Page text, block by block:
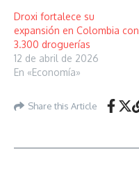
Droxi fortalece su
expansión en Colombia con
3.300 droguerías
12 de abril de 2026
En «Economía»
Share this Article